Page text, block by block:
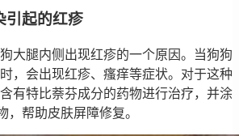
引起的红疹
大腿内侧出现红疹的一个原因。当狗狗
，会出现红疹、瘙痒等症状。对于这种
有特比萘芬成分的药物进行治疗，并涂
，帮助皮肤屏障修复。